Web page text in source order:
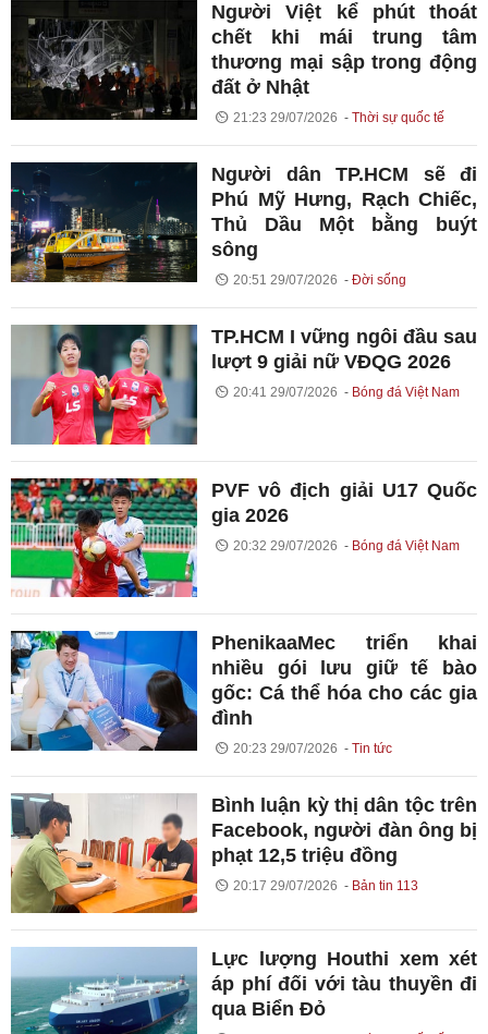
Người Việt kể phút thoát
chết khi mái trung tâm
thương mại sập trong động
đất ở Nhật
21:23 29/07/2026 Thời sự quốc tế
Người dân TP.HCM sẽ đi
Phú Mỹ Hưng, Rạch Chiếc,
Thủ Dầu Một bằng buýt
sông
20:51 29/07/2026 Đời sống
TP.HCM I vững ngôi đầu sau
lượt 9 giải nữ VĐQG 2026
20:41 29/07/2026 Bóng đá Việt Nam
PVF vô địch giải U17 Quốc
gia 2026
20:32 29/07/2026 Bóng đá Việt Nam
PhenikaaMec triển khai
nhiều gói lưu giữ tế bào
gốc: Cá thể hóa cho các gia
đình
20:23 29/07/2026 Tin tức
Bình luận kỳ thị dân tộc trên
Facebook, người đàn ông bị
phạt 12,5 triệu đồng
20:17 29/07/2026 Bản tin 113
Lực lượng Houthi xem xét
áp phí đối với tàu thuyền đi
qua Biển Đỏ